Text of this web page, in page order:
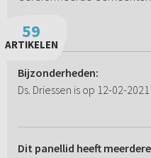
59
ARTIKELEN
Bijzonderheden:
Ds. Driessen is op 12-02-
Dit panellid heeft